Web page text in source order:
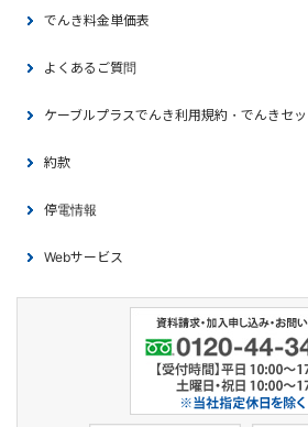
でんき料金単価表
よくあるご質問
ケーブルプラスでんき利用規約・でんきセ
約款
停電情報
Webサービス